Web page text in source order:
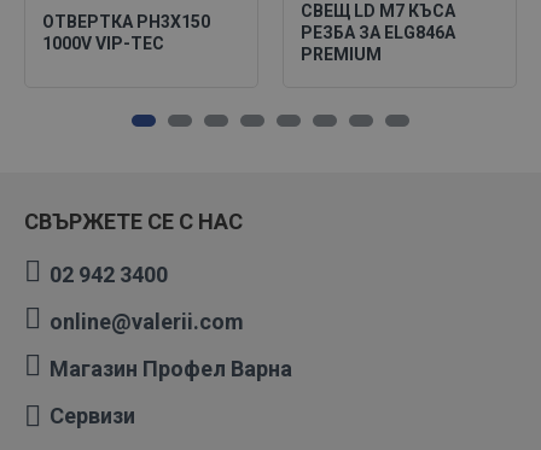
ОТВЕРТКА PH3X150
1000V VIP-TEC
СВЕЩ LD M7 КЪСА
РЕЗБА ЗА ELG846A
PREMIUM
СВЪРЖЕТЕ СЕ С НАС
02 942 3400
online@valerii.com
Магазин Профел Варна
Сервизи